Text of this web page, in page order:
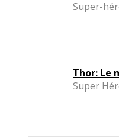
Super-
Thor: Le
Super